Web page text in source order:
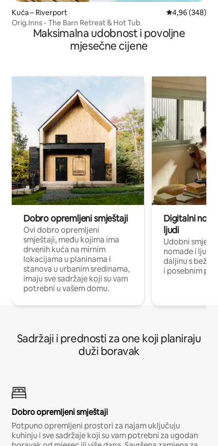
Kuća – Riverport Prosječna
4,96 (348)
Orig.Inns - The Barn Retreat & Hot Tub
Maksimalna udobnost i povoljne
mjesečne cijene
Dobro opremljeni smještaji
Ovi dobro opremljeni
smještaji, među kojima ima
drvenih kuća na mirnim
lokacijama u planinama i
stanova u urbanim sredinama,
imaju sve sadržaje koji su vam
potrebni u vašem domu.
Digitalni
ljudi
Udobni
nomade i ljude
daljinu s
i posebnim
Sadržaji i prednosti za one koji planiraju
duži boravak
Dobro opremljeni smještaji
Potpuno opremljeni prostori za najam uključuju
kuhinju i sve sadržaje koji su vam potrebni za ugodan